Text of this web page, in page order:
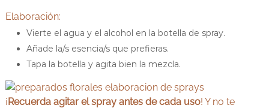
Elaboración:
Vierte el agua y el alcohol en la botella de spray.
Añade la/s esencia/s que prefieras.
Tapa la botella y agita bien la mezcla.
¡Recuerda agitar el spray antes de cada uso! Y no te